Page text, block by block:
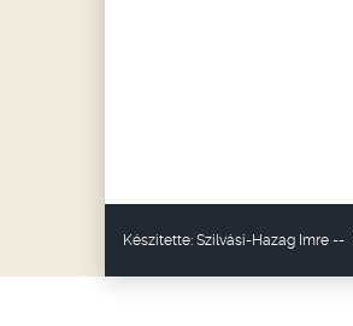
Készítette: Szilvási-Hazag Imre --